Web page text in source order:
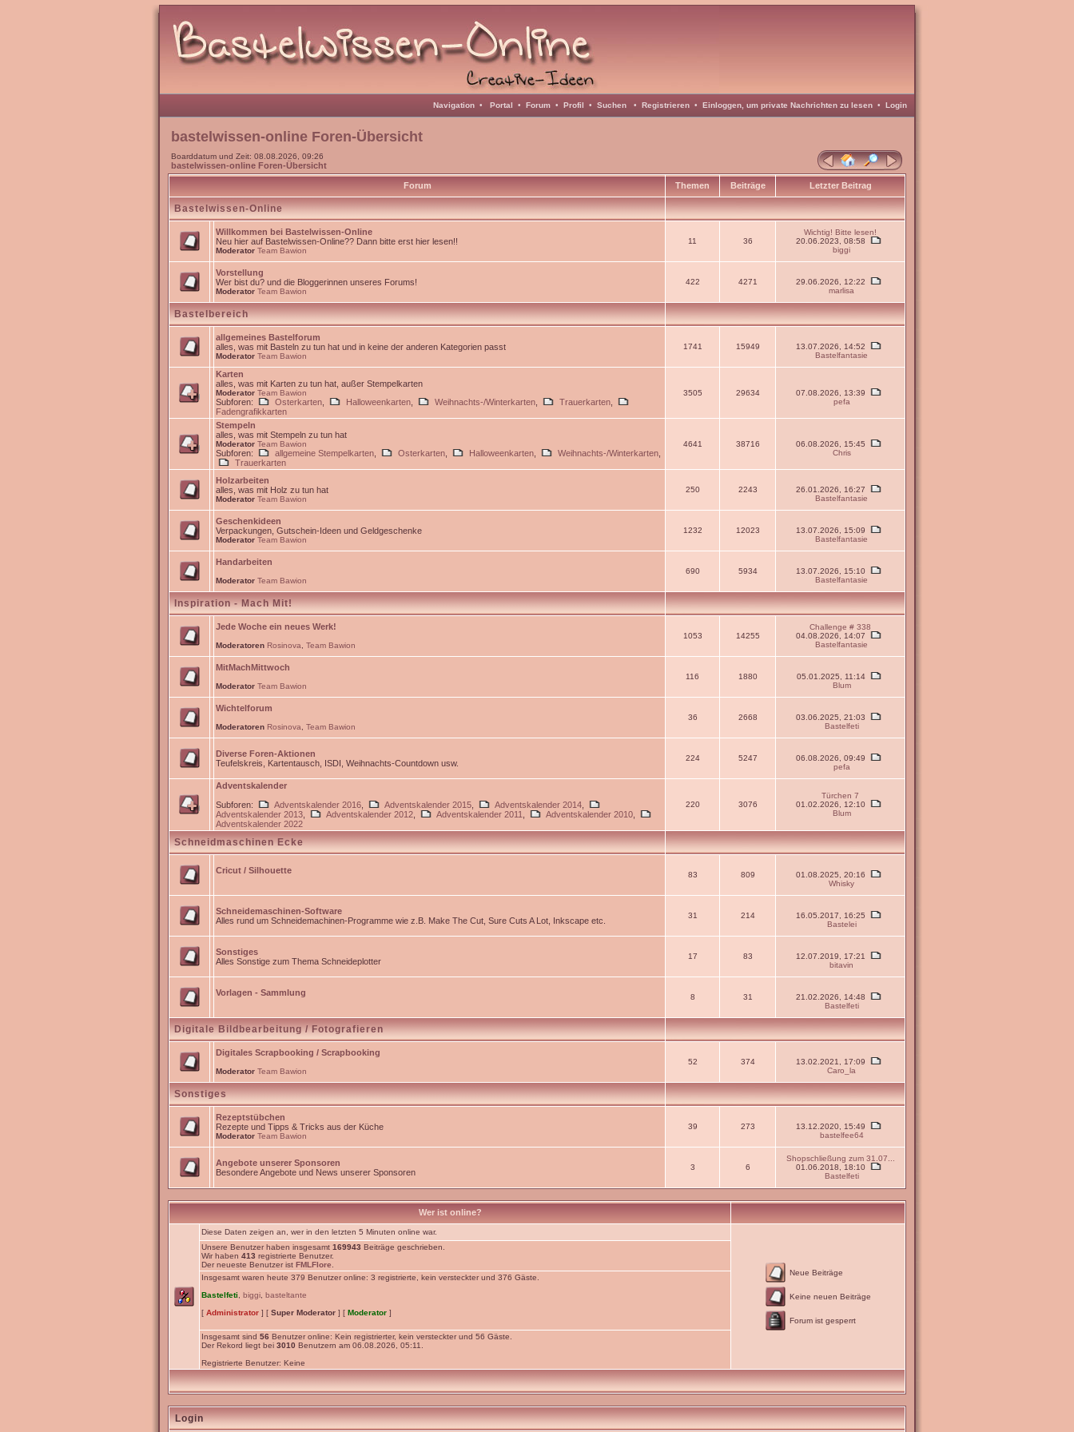
Navigation • Portal • Forum • Profil • Suchen • Registrieren • Einloggen, um private Nachrichten zu lesen • Login
bastelwissen-online Foren-Übersicht
Boarddatum und Zeit: 08.08.2026, 09:26
bastelwissen-online Foren-Übersicht
Forum Themen Beiträge Letzter Beitrag
Bastelwissen-Online
Willkommen bei Bastelwissen-Online
Neu hier auf Bastelwissen-Online?? Dann bitte erst hier lesen!!
Moderator Team Bawion
11 36
Wichtig! Bitte lesen!
20.06.2023, 08:58
biggi
Vorstellung
Wer bist du? und die Bloggerinnen unseres Forums!
Moderator Team Bawion
422 4271
29.06.2026, 12:22
marlisa
Bastelbereich
allgemeines Bastelforum
alles, was mit Basteln zu tun hat und in keine der anderen Kategorien passt
Moderator Team Bawion
1741 15949
13.07.2026, 14:52
Bastelfantasie
Karten
alles, was mit Karten zu tun hat, außer Stempelkarten
Moderator Team Bawion
Subforen: Osterkarten Halloweenkarten Weihnachts-/Winterkarten Trauerkarten
Fadengrafikkarten
3505 29634
07.08.2026, 13:39
pefa
Stempeln
alles, was mit Stempeln zu tun hat
Moderator Team Bawion
Subforen: allgemeine Stempelkarten Osterkarten Halloweenkarten Weihnachts-/Winterkarten
Trauerkarten
4641 38716
06.08.2026, 15:45
Chris
Holzarbeiten
alles, was mit Holz zu tun hat
Moderator Team Bawion
250 2243
26.01.2026, 16:27
Bastelfantasie
Geschenkideen
Verpackungen, Gutschein-Ideen und Geldgeschenke
Moderator Team Bawion
1232 12023
13.07.2026, 15:09
Bastelfantasie
Handarbeiten
Moderator Team Bawion
690 5934
13.07.2026, 15:10
Bastelfantasie
Inspiration - Mach Mit!
Jede Woche ein neues Werk!
Moderatoren Rosinova Team Bawion
1053 14255
Challenge # 338
04.08.2026, 14:07
Bastelfantasie
MitMachMittwoch
Moderator Team Bawion
116 1880
05.01.2025, 11:14
Blum
Wichtelforum
Moderatoren Rosinova Team Bawion
36 2668
03.06.2025, 21:03
Bastelfeti
Diverse Foren-Aktionen
Teufelskreis, Kartentausch, ISDI, Weihnachts-Countdown usw.
224 5247
06.08.2026, 09:49
pefa
Adventskalender
Subforen:
Adventskalender 2016 Adventskalender 2015 Adventskalender 2014
Adventskalender 2013
Adventskalender 2012 Adventskalender 2011 Adventskalender 2010
Adventskalender 2022
220 3076
Türchen 7
01.02.2026, 12:10
Blum
Schneidmaschinen Ecke
Cricut / Silhouette 83 809
01.08.2025, 20:16
Whisky
Schneidemaschinen-Software
Alles rund um Schneidemachinen-Programme wie z.B. Make The Cut, Sure Cuts A Lot, Inkscape etc.
31 214
16.05.2017, 16:25
Bastelei
Sonstiges
Alles Sonstige zum Thema Schneideplotter
17 83
12.07.2019, 17:21
bitavin
Vorlagen - Sammlung 8 31
21.02.2026, 14:48
Bastelfeti
Digitale Bildbearbeitung / Fotografieren
Digitales Scrapbooking / Scrapbooking
Moderator Team Bawion
52 374
13.02.2021, 17:09
Caro_la
Sonstiges
Rezeptstübchen
Rezepte und Tipps & Tricks aus der Küche
Moderator Team Bawion
39 273
13.12.2020, 15:49
bastelfee64
Angebote unserer Sponsoren
Besondere Angebote und News unserer Sponsoren
3 6
Shopschließung zum 31.07...
01.06.2018, 18:10
Bastelfeti
Wer ist online?
Diese Daten zeigen an, wer in den letzten 5 Minuten online war.
Neue Beiträge
Keine neuen Beiträge
Forum ist gesperrt
Unsere Benutzer haben insgesamt 169943 Beiträge geschrieben.
Wir haben 413 registrierte Benutzer.
Der neueste Benutzer ist FMLFlore
Insgesamt waren heute 379 Benutzer online: 3 registrierte, kein versteckter und 376 Gäste.
Bastelfeti
biggi basteltante
[ Administrator ] [ Super Moderator ] [ Moderator ]
Insgesamt sind 56 Benutzer online: Kein registrierter, kein versteckter und 56 Gäste.
Der Rekord liegt bei 3010 Benutzern am 06.08.2026, 05:11.
Registrierte Benutzer: Keine
Login